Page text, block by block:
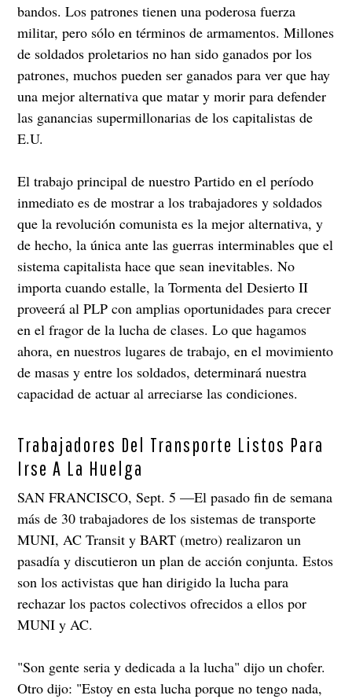
bandos. Los patrones tienen una poderosa fuerza
militar, pero sólo en términos de armamentos. Millones
de soldados proletarios no han sido ganados por los
patrones, muchos pueden ser ganados para ver que hay
una mejor alternativa que matar y morir para defender
las ganancias supermillonarias de los capitalistas de
E.U.
El trabajo principal de nuestro Partido en el período
inmediato es de mostrar a los trabajadores y soldados
que la revolución comunista es la mejor alternativa, y
de hecho, la única ante las guerras interminables que el
sistema capitalista hace que sean inevitables. No
importa cuando estalle, la Tormenta del Desierto II
proveerá al PLP con amplias oportunidades para crecer
en el fragor de la lucha de clases. Lo que hagamos
ahora, en nuestros lugares de trabajo, en el movimiento
de masas y entre los soldados, determinará nuestra
capacidad de actuar al arreciarse las condiciones.
Trabajadores Del Transporte Listos Para
Irse A La Huelga
SAN FRANCISCO, Sept. 5 —El pasado fin de semana
más de 30 trabajadores de los sistemas de transporte
MUNI, AC Transit y BART (metro) realizaron un
pasadía y discutieron un plan de acción conjunta. Estos
son los activistas que han dirigido la lucha para
rechazar los pactos colectivos ofrecidos a ellos por
MUNI y AC.
"Son gente seria y dedicada a la lucha" dijo un chofer.
Otro dijo: "Estoy en esta lucha porque no tengo nada,